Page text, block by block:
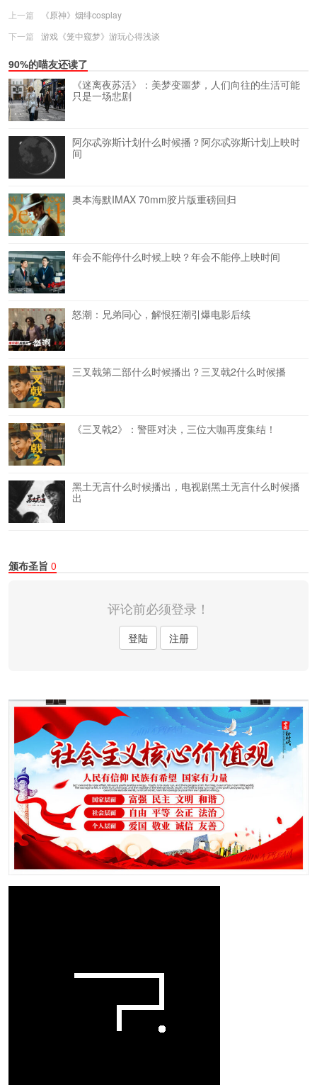
上一篇
《原神》烟绯cosplay
下一篇
游戏《笼中窥梦》游玩心得浅谈
90%的喵友还读了
《迷离夜苏活》：美梦变噩梦，人们向往的生活可能
只是一场悲剧
阿尔忒弥斯计划什么时候播？阿尔忒弥斯计划上映时
间
奥本海默IMAX 70mm胶片版重磅回归
年会不能停什么时候上映？年会不能停上映时间
怒潮：兄弟同心，解恨狂潮引爆电影后续
三叉戟第二部什么时候播出？三叉戟2什么时候播
《三叉戟2》：警匪对决，三位大咖再度集结！
黑土无言什么时候播出，电视剧黑土无言什么时候播
出
颁布圣旨 0
评论前必须登录！
登陆 注册